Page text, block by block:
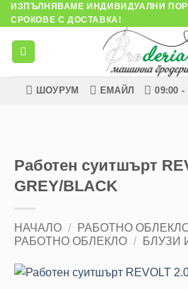
Skip
to
content
ИЗПЪЛНЯВАМЕ ИНДИВИДУАЛНИ
СРОКОВЕ С ДОСТАВКА!
ШОУРУМ ЕМАЙЛ 09:00 -
Работен суитшърт
GREY/BLACK
НАЧАЛО / РАБОТНО
РАБОТНО ОБЛЕКЛО / БЛУЗИ